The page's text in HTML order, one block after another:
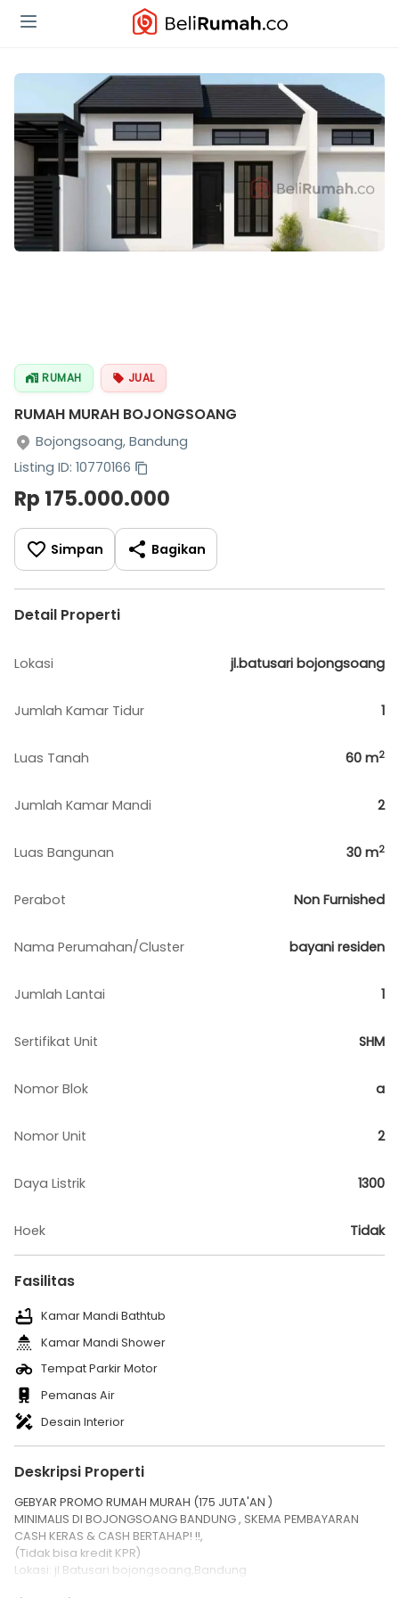
RUMAH JUAL
RUMAH MURAH BOJONGSOANG
Bojongsoang, Bandung
Listing ID: 10770166
Rp 175.000.000
Simpan Bagikan
Detail Properti
Lokasi jl.batusari bojongsoang
Jumlah Kamar Tidur 1
Luas Tanah 60 m2
Jumlah Kamar Mandi 2
Luas Bangunan 30 m2
Perabot Non Furnished
Nama Perumahan/Cluster bayani residen
Jumlah Lantai 1
Sertifikat Unit SHM
Nomor Blok a
Nomor Unit 2
Daya Listrik 1300
Hoek Tidak
Fasilitas
Kamar Mandi Bathtub
Kamar Mandi Shower
Tempat Parkir Motor
Pemanas Air
Desain Interior
Deskripsi Properti
GEBYAR PROMO RUMAH MURAH (175 JUTA'AN )
MINIMALIS DI BOJONGSOANG BANDUNG , SKEMA PEMBAYARAN
CASH KERAS & CASH BERTAHAP! !!,
(Tidak bisa kredit KPR)
Lokasi: jl.Batusari bojongsoang,Bandung